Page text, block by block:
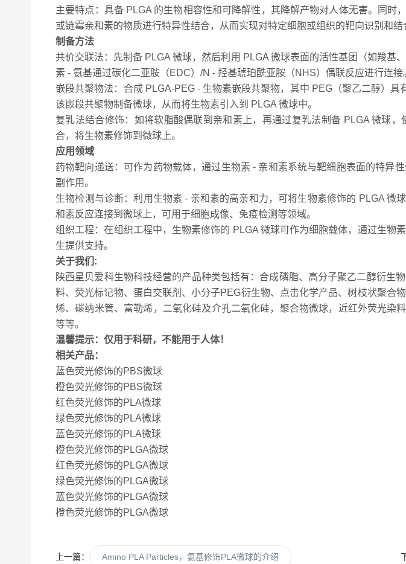
主要特点 ：具备 PLGA 的生物相容性和可降解性，其降解产物对人体无害。同
或链霉亲和素的物质进行特异性结合，从而实现对特定细胞或组织的靶向识别和结
制备方法
共价交联法 ：先制备 PLGA 微球，然后利用 PLGA 微球表面的活性基团（如羧
素 - 氨基通过碳化二亚胺（EDC）/N - 羟基琥珀酰亚胺（NHS）偶联反应进行连接
嵌段共聚物法 ：合成 PLGA-PEG - 生物素嵌段共聚物，其中 PEG（聚乙二醇）
该嵌段共聚物制备微球，从而将生物素引入到 PLGA 微球中。
复乳法结合修饰 ：如将软脂酸偶联到亲和素上，再通过复乳法制备 PLGA 微球
合，将生物素修饰到微球上。
应用领域
药物靶向递送：可作为药物载体，通过生物素 - 亲和素系统与靶细胞表面的特异
副作用。
生物检测与诊断：利用生物素 - 亲和素的高亲和力，可将生物素修饰的 PLGA 微
和素反应连接到微球上，可用于细胞成像、免疫检测等领域。
组织工程 ：在组织工程中，生物素修饰的 PLGA 微球可作为细胞载体，通过生
生提供支持。
关于我们:
陕西星贝爱科生物科技经营的产品种类包括有：合成磷脂、高分子聚乙二醇衍
料、荧光标记物、蛋白交联剂、小分子PEG衍生物、点击化学产品、树枝状聚合
烯、碳纳米管、富勒烯，二氧化硅及介孔二氧化硅，聚合物微球，近红外荧光
等等。
温馨提示：仅用于科研，不能用于人体！
相关产品：
蓝色荧光修饰的PBS微球
橙色荧光修饰的PBS微球
红色荧光修饰的PLA微球
绿色荧光修饰的PLA微球
蓝色荧光修饰的PLA微球
橙色荧光修饰的PLGA微球
红色荧光修饰的PLGA微球
绿色荧光修饰的PLGA微球
蓝色荧光修饰的PLGA微球
橙色荧光修饰的PLGA微球
上一篇： Amino PLA Particles，氨基修饰PLA微球的介绍